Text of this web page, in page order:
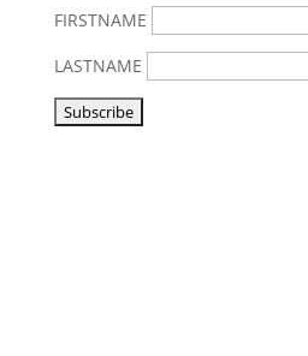
FIRSTNAME
LASTNAME